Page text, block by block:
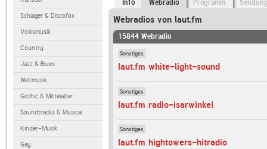
Schlager & Discofox
Volksmusik
Country
Jazz & Blues
Weltmusik
Gothic & Mittelalter
Soundtracks & Musical
Kinder-Musik
Gay
Info Webradio Programm
Webradios von laut.fm
15844 Webradio
Sonstiges
laut.fm white-light-sound
Sonstiges
laut.fm radio-isarwinkel
Sonstiges
laut.fm hightowers-hitradio